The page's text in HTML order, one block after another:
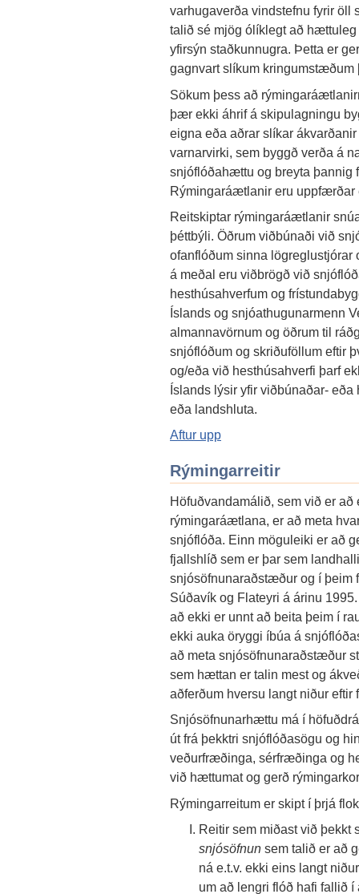
varhugaverða vindstefnu fyrir
talið sé mjög ólíklegt að
yfirsýn staðkunnugra. Þetta er
gagnvart slíkum
Sökum þess að
þær ekki áhrif á skipulagningu
eigna eða aðrar slíkar
varnarvirki, sem byggð verða á
snjóflóðahættu og breyta þannig
Rýmingaráætlanir eru uppfærðar
Reitskiptar rýmingaráætlanir
þéttbýli. Öðrum viðbúnaði við
ofanflóðum sinna
á meðal eru viðbrögð við
hesthúsahverfum og
Íslands og snjóathugunarmenn
almannavörnum og öðrum til
snjóflóðum og skriðuföllum eftir
og/eða við hesthúsahverfi þarf
Íslands lýsir yfir viðbúnaðar-
eða landshluta.
Aftur upp
Rýmingarreitir
Höfuðvandamálið, sem við er
rýmingaráætlana, er að meta
snjóflóða. Einn möguleiki er að
fjallshlíð sem er þar sem
snjósöfnunaraðstæður og í þeim
Súðavík og Flateyri á árinu
að ekki er unnt að beita þeim í
ekki auka öryggi íbúa á
að meta snjósöfnunaraðstæður
sem hættan er talin mest og
aðferðum hversu langt niður
Snjósöfnunarhættu má í
út frá þekktri snjóflóðasögu og
veðurfræðinga, sérfræðinga og
við hættumat og gerð
Rýmingarreitum er skipt í þrjá
Reitir sem miðast við
snjósöfnun sem talið er að
ná e.t.v. ekki eins langt
um að lengri flóð hafi fallið